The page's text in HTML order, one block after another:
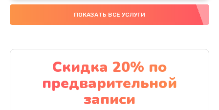
Замена SSD
1200 руб.
Замена северного моста
1950 руб.
Заказать
ПОКАЗАТЬ ВСЕ УСЛУГИ
Скидка 20% по
предварительной
записи